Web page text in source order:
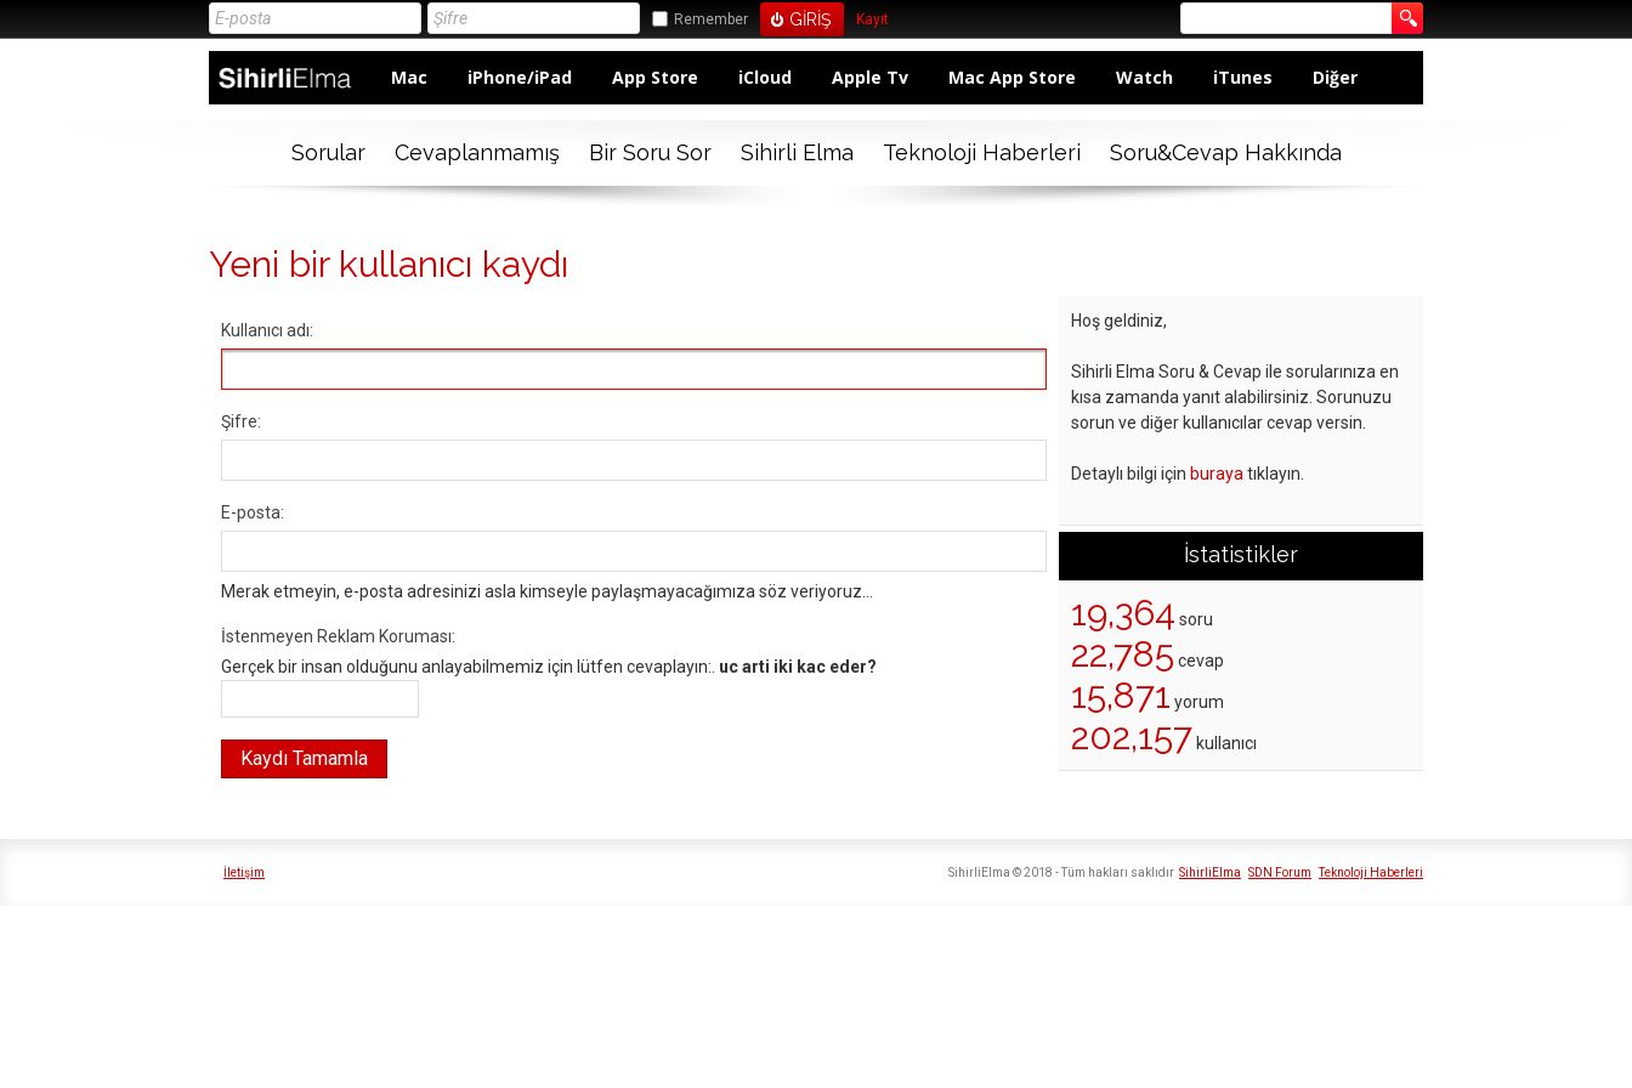
Remember Kayıt
Mac iPhone/iPad App Store iCloud Apple Tv Mac App Store Watch iTunes Diğer
Sorular Cevaplanmamış Bir Soru Sor Sihirli Elma Teknoloji Haberleri Soru&Cevap Hakkında
Yeni bir kullanıcı kaydı
Kullanıcı adı:
Şifre:
E-posta:
Merak etmeyin, e-posta adresinizi asla kimseyle paylaşmayacağımıza söz veriyoruz...
İstenmeyen Reklam Koruması:
Gerçek bir insan olduğunu anlayabilmemiz için lütfen cevaplayın:. uc arti iki kac eder?
Hoş geldiniz,
Sihirli Elma Soru & Cevap ile sorularınıza en
kısa zamanda yanıt alabilirsiniz. Sorunuzu
sorun ve diğer kullanıcılar cevap versin.
Detaylı bilgi için buraya tıklayın.
İstatistikler
19,364 soru
22,785 cevap
15,871 yorum
202,157 kullanıcı
İletişim SihirliElma SDN Forum Teknoloji Haberleri
SihirliElma © 2018 - Tüm hakları saklıdır